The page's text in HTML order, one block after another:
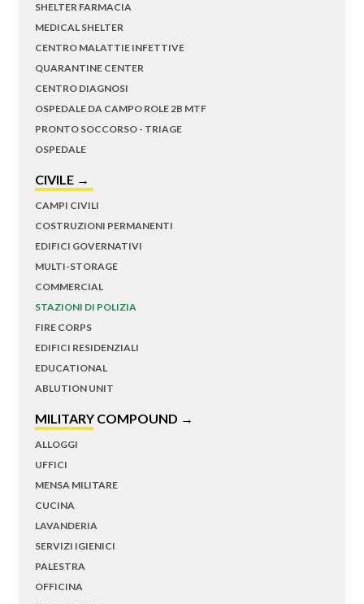
SHELTER FARMACIA
MEDICAL SHELTER
CENTRO MALATTIE INFETTIVE
QUARANTINE CENTER
CENTRO DIAGNOSI
OSPEDALE DA CAMPO ROLE 2B MTF
PRONTO SOCCORSO - TRIAGE
OSPEDALE
CIVILE →
CAMPI CIVILI
COSTRUZIONI PERMANENTI
EDIFICI GOVERNATIVI
MULTI-STORAGE
COMMERCIAL
STAZIONI DI POLIZIA
FIRE CORPS
EDIFICI RESIDENZIALI
EDUCATIONAL
ABLUTION UNIT
MILITARY COMPOUND →
ALLOGGI
UFFICI
MENSA MILITARE
CUCINA
LAVANDERIA
SERVIZI IGIENICI
PALESTRA
OFFICINA